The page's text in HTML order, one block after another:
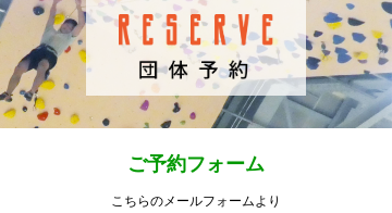
ご予約フォーム
こちらのメールフォームより